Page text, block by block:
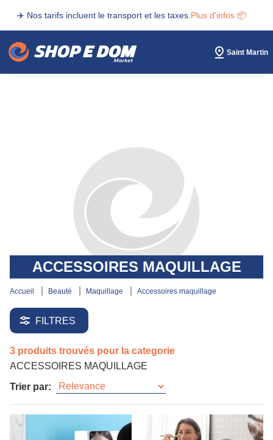
✈️ Nos tarifs incluent le transport et les taxes. Plus d'infos 📦
Saint Martin
ACCESSOIRES MAQUILLAGE
accueil beauté maquillage accessoires maquillage
FILTRES
3 produits trouvés pour la categorie
ACCESSOIRES MAQUILLAGE
Trier par: